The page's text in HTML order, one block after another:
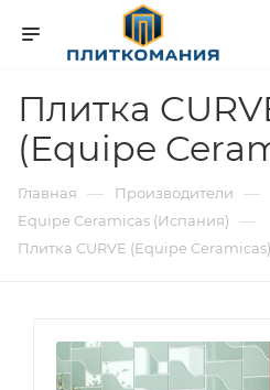
Плитка
(Equipe
Главная — Производители —
Equipe Ceramicas (Испания) —
Плитка CURVE (Equipe Ceramicas)